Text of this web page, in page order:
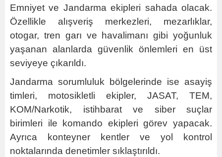
Emniyet ve Jandarma ekipleri sahada olacak.
Özellikle alışveriş merkezleri, mezarlıklar,
otogar, tren garı ve havalimanı gibi yoğunluk
yaşanan alanlarda güvenlik önlemleri en üst
seviyeye çıkarıldı.
Jandarma sorumluluk bölgelerinde ise asayiş
timleri, motosikletli ekipler, JASAT, TEM,
KOM/Narkotik, istihbarat ve siber suçlar
birimleri ile komando ekipleri görev yapacak.
Ayrıca konteyner kentler ve yol kontrol
noktalarında denetimler sıklaştırıldı.